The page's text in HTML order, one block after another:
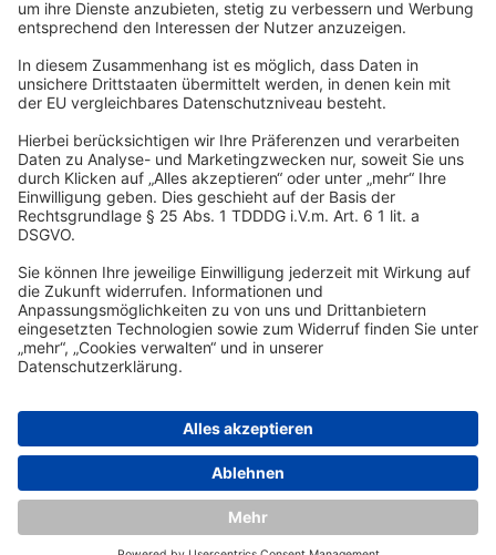
DSR Hotel Holding GmbH
Am Kaiserkai 69
D-20457 Hamburg
Fax: +49 40 300 322 109
kontakt@dsr-hotelholding.de
© 2026 DSR Hotel Holding GmbH
DATENSCHUTZ IMPRESSUM